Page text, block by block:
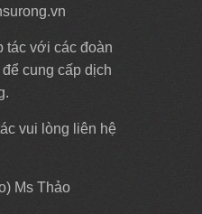
tác với các đoàn
cung cấp dịch
vui lòng liên hệ
Ms Thảo